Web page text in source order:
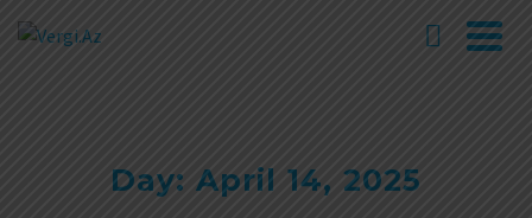
Day: April 14, 2025